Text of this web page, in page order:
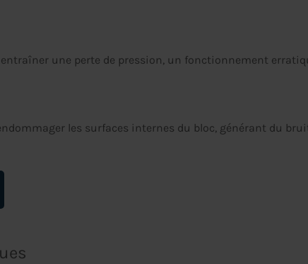
une perte de pression, un fonctionnement
les surfaces internes du bloc, générant du